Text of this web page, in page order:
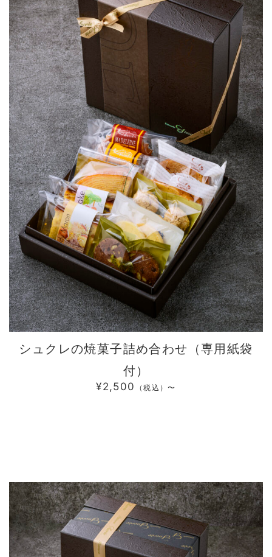
シュクレの焼菓子詰め合わせ（専用紙袋
付）
¥2,500 （税込）〜